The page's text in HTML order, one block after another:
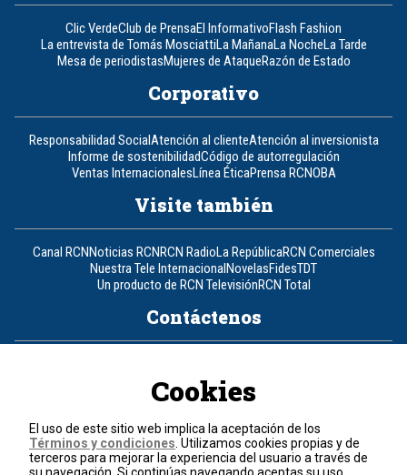
Clic VerdeClub de PrensaEl InformativoFlash Fashion
La entrevista de Tomás MosciattiLa MañanaLa NocheLa Tarde
Mesa de periodistasMujeres de AtaqueRazón de Estado
Corporativo
Responsabilidad SocialAtención al clienteAtención al inversionista
Informe de sostenibilidadCódigo de autorregulación
Ventas InternacionalesLínea ÉticaPrensa RCNOBA
Visite también
Canal RCNNoticias RCNRCN RadioLa RepúblicaRCN Comerciales
Nuestra Tele InternacionalNovelasFidesTDT
Un producto de RCN TelevisiónRCN Total
Contáctenos
Política de cookies
Términos y condiciones
Cookies
El uso de este sitio web implica la aceptación de los
Términos y condiciones . Utilizamos cookies propias y de
terceros para mejorar la experiencia del usuario a través de